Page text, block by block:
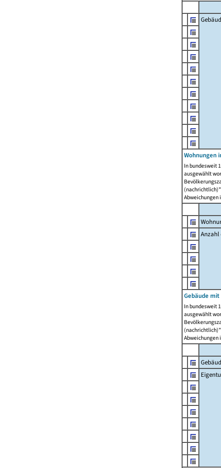
Wohnungen
In bundesweit
ausgewählt
Abweichungen
Anzahl
Gebäude
In bundesweit
ausgewählt
Abweichungen